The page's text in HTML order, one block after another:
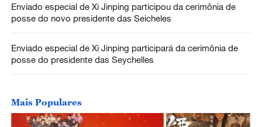
Enviado especial de Xi Jinping participou da cerimônia de
posse do novo presidente das Seicheles
Enviado especial de Xi Jinping participará da cerimônia de
posse do presidente das Seychelles
Mais Populares